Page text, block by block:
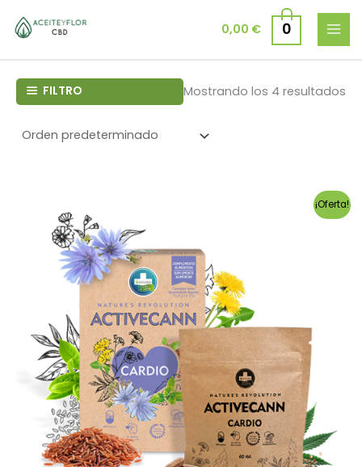
0,00 € 0
FILTRO Mostrando los 4 resultados
¡Oferta!